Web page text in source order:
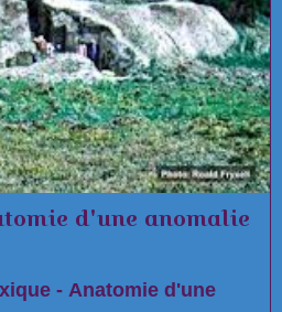
d'une anomalie
- Anatomie d'une